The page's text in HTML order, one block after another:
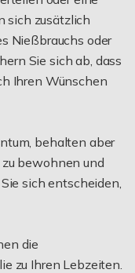
sich zusätzlich
Nießbrauchs oder
Sie sich ab, dass
Ihren Wünschen
behalten aber
bewohnen und
sich entscheiden,
die
zu Ihren Lebzeiten.